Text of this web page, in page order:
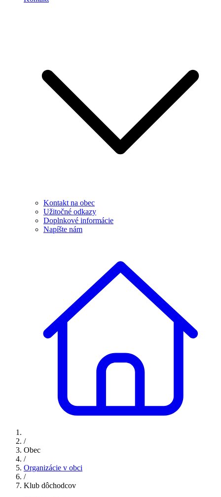
Kontakt na obec
Užitočné odkazy
Doplnkové informácie
Napíšte nám
/
Obec
/
Organizácie v obci
/
Klub dôchodcov